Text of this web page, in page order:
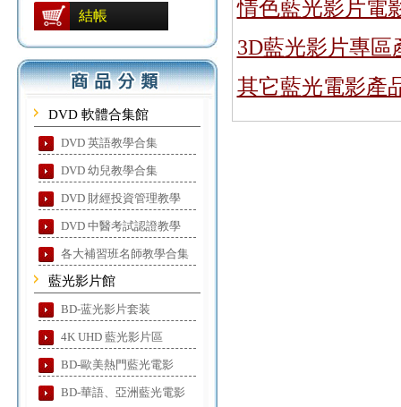
結帳
DVD 軟體合集館
DVD 英語教學合集
DVD 幼兒教學合集
DVD 財經投資管理教學
DVD 中醫考試認證教學
各大補習班名師教學合集
藍光影片館
BD-蓝光影片套装
4K UHD 藍光影片區
BD-歐美熱門藍光電影
BD-華語、亞洲藍光電影
情色藍光影片電
3D藍光影片專區
其它藍光電影產